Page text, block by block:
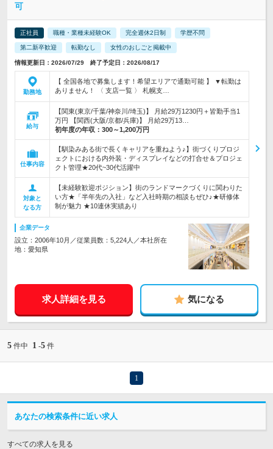
可
正社員 職種・業種未経験OK 完全週休2日制 学歴不問
第二新卒歓迎 転勤なし 女性のおしごと掲載中
情報更新日：2026/07/29 終了予定日：2026/08/17
勤務地
【 全国各地で募集します！希望エリアで通勤可能 】 ▼転勤は
ありません！ 〈 支店一覧 〉 札幌支…
給与
【関東(東京/千葉/神奈川/埼玉)】 月給29万1230円＋皆勤手当1
万円 【関西(大阪/京都/兵庫)】 月給29万13…
初年度の年収： 300～1,200万円
仕事内容
【馴染みある街で長くキャリアを重ねよう♪】街づくりプロジ
ェクトにおける内外装・ディスプレイなどの打合せ＆プロジェ
クト管理★20代~30代活躍中
対象と
なる方
【未経験歓迎ポジション】街のランドマークづくりに関わりた
い方★「半年先の入社」など入社時期の相談もぜひ♪★研修体
制が魅力 ★10連休実績あり
企業データ
設立：2006年10月／従業員数：5,224人／本社所在
地：愛知県
求人詳細を見る 気になる
5 件中 1 -5 件
1
あなたの検索条件に近い求人
すべての求人を見る